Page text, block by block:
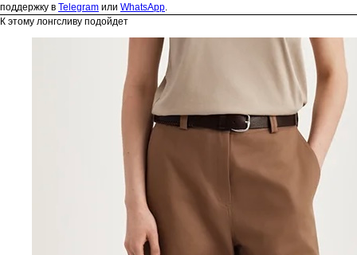
поддержку в Telegram или WhatsApp
К этому лонгсливу подойдет